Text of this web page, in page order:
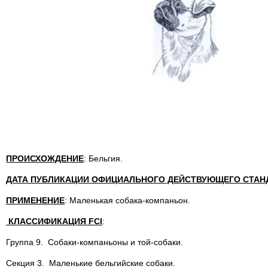
ПРОИСХОЖДЕНИЕ: Бельгия.
ДАТА ПУБЛИКАЦИИ ОФИЦИАЛЬНОГО ДЕЙСТВУЮЩЕГО
ПРИМЕНЕНИЕ: Маленькая собака-компаньон.
КЛАССИФИКАЦИЯ FCI:
Группа 9. Собаки-компаньоны и той-собаки.
Секция 3. Маленькие бельгийские собаки.